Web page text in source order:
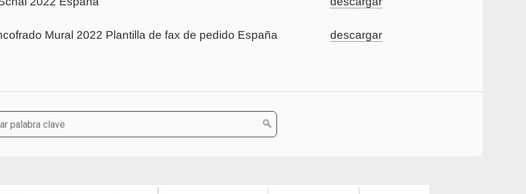
Mural 2022 Plantilla de fax de pedido España descargar